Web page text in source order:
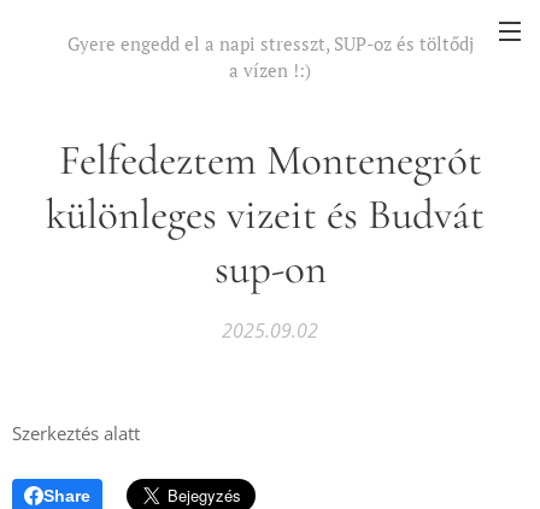
Gyere engedd el a napi stresszt, SUP-oz és töltődj
a vízen !:)
Felfedeztem Montenegrót
különleges vizeit és Budvát
sup-on
2025.09.02
Szerkeztés alatt
Share